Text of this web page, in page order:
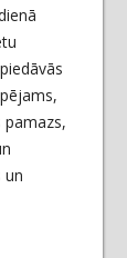
pamazs,
un